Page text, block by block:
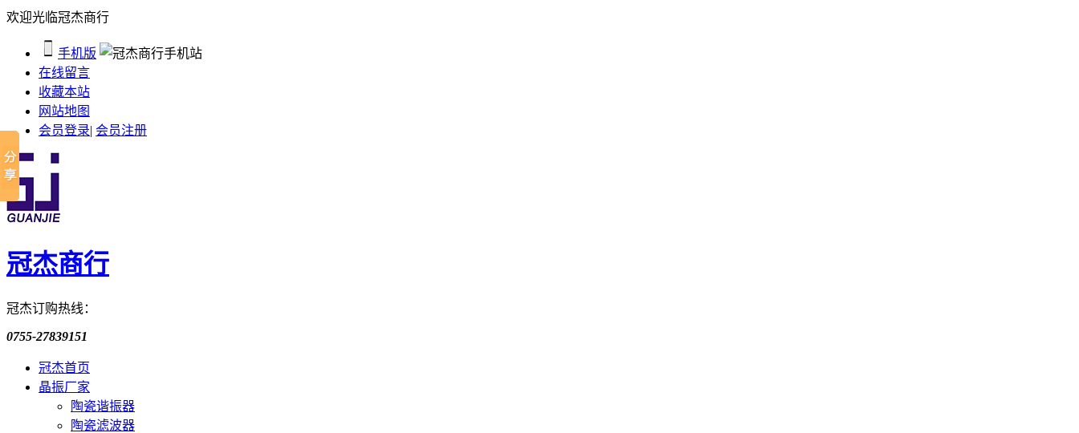
欢迎光临冠杰商行
手机版
在线留言
收藏本站
网站地图
会员登录| 会员注册
冠杰商行
冠杰订购热线：
0755-27839151
冠杰首页
晶振厂家
陶瓷谐振器
陶瓷滤波器